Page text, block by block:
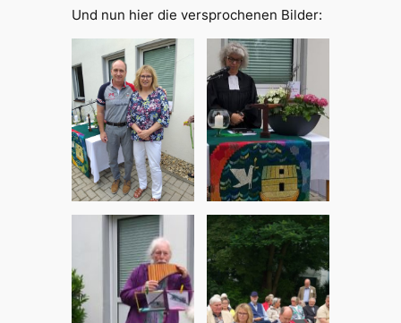
Und nun hier die versprochenen Bilder: